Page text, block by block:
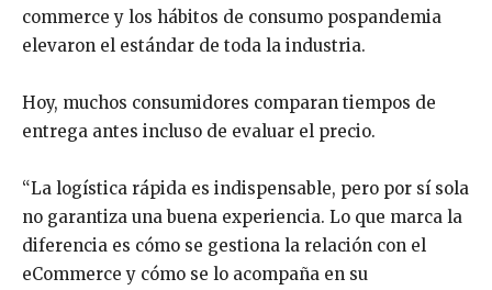
commerce y los hábitos de consumo pospandemia
elevaron el estándar de toda la industria.
Hoy, muchos consumidores comparan tiempos de
entrega antes incluso de evaluar el precio.
“La logística rápida es indispensable, pero por sí sola
no garantiza una buena experiencia. Lo que marca la
diferencia es cómo se gestiona la relación con el
eCommerce y cómo se lo acompaña en su